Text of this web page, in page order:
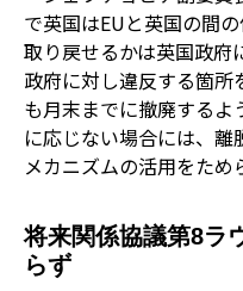
で英国はEUと英国の間
取り戻せるかは英国政府
政府に対し違反する箇所
も月末までに撤廃する
に応じない場合には、
メカニズムの活用をため
将来関係協議第8ラ
らず